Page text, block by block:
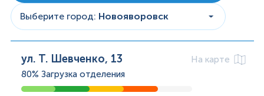
Выберите город: Новояворовск
ул. Т. Шевченко, 13
На карте
80% Загрузка отделения